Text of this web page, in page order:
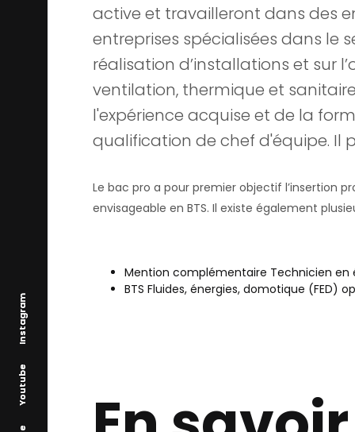
Youtube
Instagram
active et travailleront dans des
entreprises spécialisées dans le
réalisation d’installations et sur
ventilation, thermique et
l'expérience acquise et de la
qualification de chef d'équipe. Il
Le bac pro a pour premier objectif l’insertion
envisageable en BTS. Il existe également
Mention complémentaire Technicien en
BTS Fluides, énergies, domotique (FED)
Youtube
Instagram